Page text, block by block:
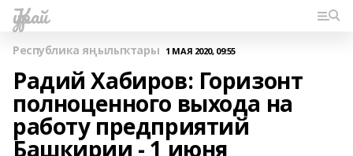
Ҡурай
Республика яңылыҡтары 1 МАЯ 2020, 09:55
Радий Хабиров: Горизонт
полноценного выхода на
работу предприятий
Башкирии - 1 июня